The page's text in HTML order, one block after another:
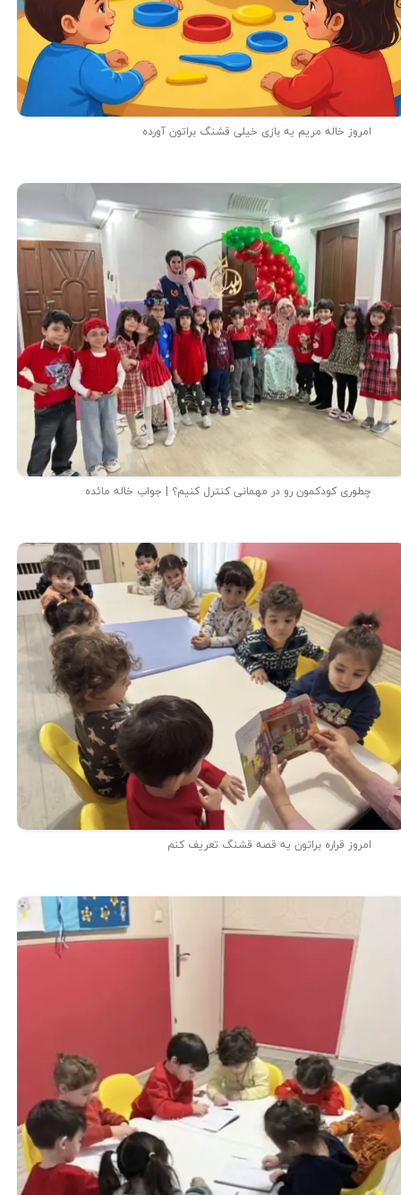
امروز خاله مریم یه بازی خیلی قشنگ براتون آورده
چطوری کودکمون رو در مهمانی کنترل کنیم؟ | جواب خاله مائده
امروز قراره براتون یه قصه قشنگ تعریف کنم